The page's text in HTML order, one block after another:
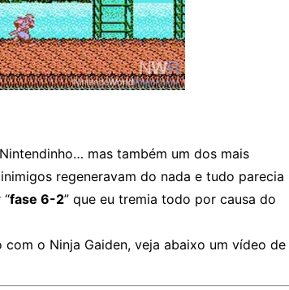
mas também um dos mais
regeneravam do nada e tudo parecia
fase 6-2” que eu tremia todo por causa do
o Ninja Gaiden, veja abaixo um vídeo de